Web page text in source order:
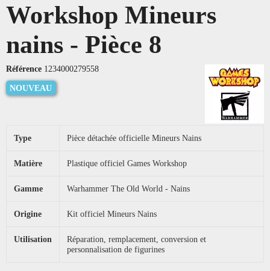
Workshop Mineurs
nains - Pièce 8
Référence 1234000279558
NOUVEAU
Type Pièce détachée officielle Mineurs Nains
Matière Plastique officiel Games Workshop
Gamme Warhammer The Old World - Nains
Origine Kit officiel Mineurs Nains
Utilisation
Réparation, remplacement, conversion et
personnalisation de figurines